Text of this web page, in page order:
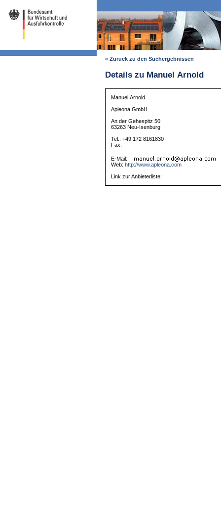
« Zurück zu den Suchergebnissen
Details zu Manuel Arnold
Manuel Arnold
Apleona GmbH
An der Gehespitz 50
63263 Neu-Isenburg
Tel.: +49 172 8161830
Fax:
E-Mail:
Web: http://www.apleona.com
Link zur Anbieterliste: